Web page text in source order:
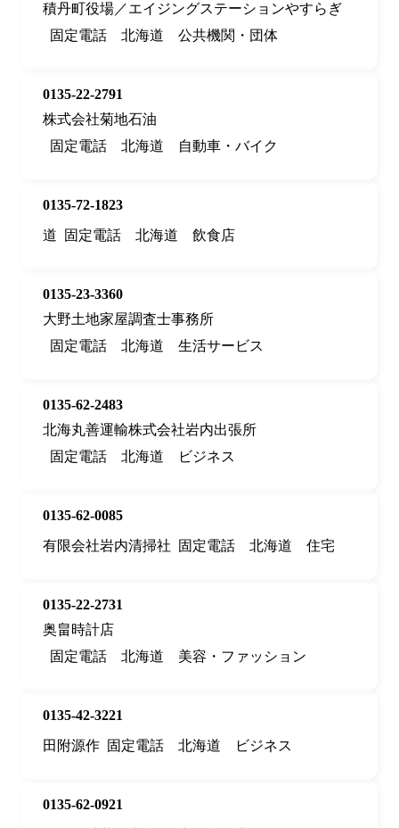
積丹町役場／エイジングステーションやすらぎ
固定電話
北海道 公共機関・団体
0135-22-2791
株式会社菊地石油
固定電話
北海道 自動車・バイク
0135-72-1823
道
固定電話 北海道 飲食店
0135-23-3360
大野土地家屋調査士事務所
固定電話
北海道 生活サービス
0135-62-2483
北海丸善運輸株式会社岩内出張所
固定電話
北海道 ビジネス
0135-62-0085
有限会社岩内清掃社
固定電話 北海道 住宅
0135-22-2731
奥畠時計店
固定電話
北海道 美容・ファッション
0135-42-3221
田附源作 固定電話 北海道 ビジネス
0135-62-0921